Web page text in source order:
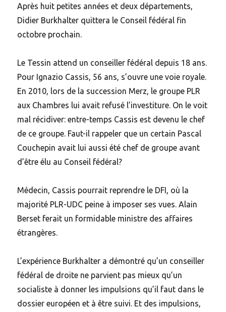
Après huit petites années et deux départements,
Didier Burkhalter quittera le Conseil fédéral fin
octobre prochain.
Le Tessin attend un conseiller fédéral depuis 18 ans.
Pour Ignazio Cassis, 56 ans, s’ouvre une voie royale.
En 2010, lors de la succession Merz, le groupe PLR
aux Chambres lui avait refusé l’investiture. On le voit
mal récidiver: entre-temps Cassis est devenu le chef
de ce groupe. Faut-il rappeler que un certain Pascal
Couchepin avait lui aussi été chef de groupe avant
d’être élu au Conseil fédéral?
Médecin, Cassis pourrait reprendre le DFI, où la
majorité PLR-UDC peine à imposer ses vues. Alain
Berset ferait un formidable ministre des affaires
étrangères.
L’expérience Burkhalter a démontré qu’un conseiller
fédéral de droite ne parvient pas mieux qu’un
socialiste à donner les impulsions qu’il faut dans le
dossier européen et à être suivi. Et des impulsions,